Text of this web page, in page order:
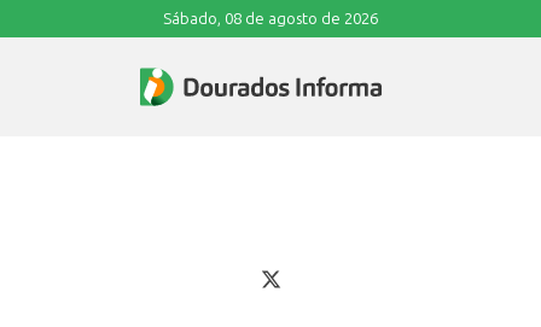
Sábado, 08 de agosto de 2026